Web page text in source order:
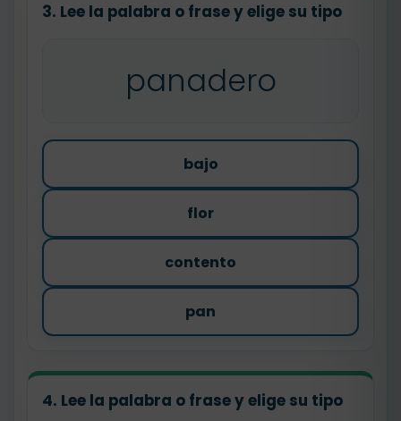
3. Lee la palabra o frase y elige su tipo
panadero
bajo
flor
contento
pan
4. Lee la palabra o frase y elige su tipo